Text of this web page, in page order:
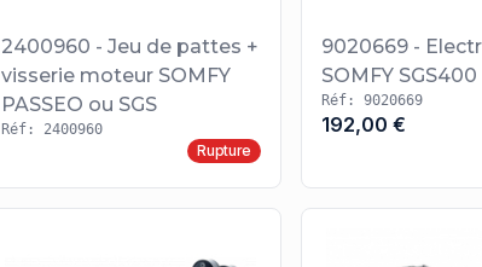
2400960 - Jeu de pattes +
visserie moteur SOMFY
PASSEO ou SGS
Réf: 2400960
Rupture
9020669 -
SOMFY
Réf: 9020669
192,00 €